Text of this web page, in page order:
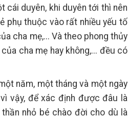
cái duyên, khi duyên tới thì nên
phụ thuộc vào rất nhiều yếu tố
cha mẹ,... Và theo phong thủy
cha mẹ hay không,... đều có
năm, một tháng và một ngày
vậy, để xác định được đâu là
nhỏ bé chào đời cho dù là